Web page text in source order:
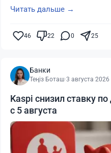
Читать дальше →
46 22 0 25
Банки
Теңіз Боташ·3 августа 2026
Kaspi снизил ставку
с 5 августа